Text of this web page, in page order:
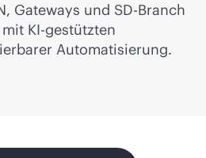
Gateways und SD-Branch
KI-gestützten
Automatisierung.